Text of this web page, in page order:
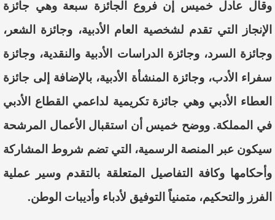
وقال عادل خميس إن فروع الجائزة سبعة وهي جائزة
الإنجاز التي تقدم لشخصية العام الأدبية، وجائزة الشعر،
وجائزة السرد، وجائزة الدراسات الأدبية والنقدية، وجائزة
سفراء الأدب، وجائزة المنشأة الأدبية، بالإضافة إلى جائزة
العطاء الأدبي وهي جائزة تكريمية لداعمي القطاع الأدبي
في المملكة. ووضح خميس أن استقبال الأعمال المرشحة
سيكون عبر المنصة الرسمية، التي تضم شروط المشاركة
وأحكامها وكافة التفاصيل المتعلقة بالتقدم وسير عملية
الفرز والتحكيم، متمنياً التوفيق لأدباء وأديبات الوطن.